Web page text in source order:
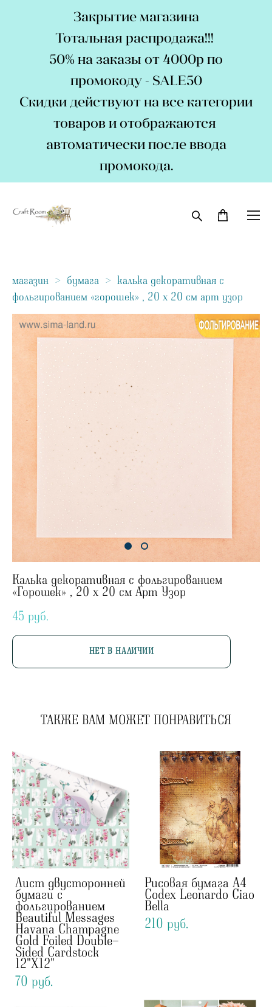
Закрытие магазина
Тотальная распродажа!!!
50% на заказы от 4000р по
промокоду - SALE50
Скидки действуют на все категории
товаров и отображаются
автоматически после ввода
промокода.
магазин > бумага > калька декоративная с
фольгированием «горошек» , 20 х 20 см арт узор
Калька декоративная с фольгированием
«Горошек» , 20 х 20 см Арт Узор
45 pуб.
НЕТ В НАЛИЧИИ
ТАКЖЕ ВАМ МОЖЕТ ПОНРАВИТЬСЯ
Лист двусторонней
бумаги с
фольгированием
Beautiful Messages
Havana Champagne
Gold Foiled Double-
Sided Cardstock
12"X12"
70 pуб.
Рисовая бумага А4
Codex Leonardo Ciao
Bella
210 pуб.